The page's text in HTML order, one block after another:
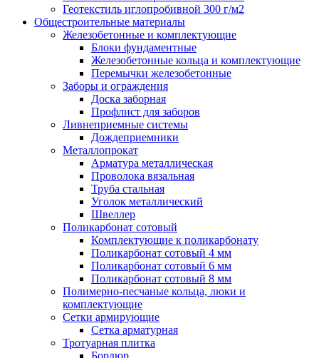
Геотекстиль иглопробивной 300 г/м2
Общестроительные материалы
Железобетонные и комплектующие
Блоки фундаментные
Железобетонные кольца и комплектующие
Перемычки железобетонные
Заборы и ограждения
Доска заборная
Профлист для заборов
Ливнеприемные системы
Дождеприемники
Металлопрокат
Арматура металлическая
Проволока вязальная
Труба стальная
Уголок металлический
Швеллер
Поликарбонат сотовый
Комплектующие к поликарбонату
Поликарбонат сотовый 4 мм
Поликарбонат сотовый 6 мм
Поликарбонат сотовый 8 мм
Полимерно-песчаные кольца, люки и
комплектующие
Сетки армирующие
Сетка арматурная
Тротуарная плитка